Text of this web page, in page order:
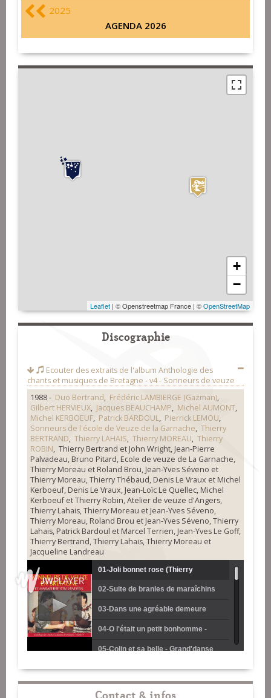
2025
AGENDA 2026
+
−
Leaflet | © Openstreetmap France | ©OpenStreetMap
Discographie
Ecouter des extraits de l'album Anthologie des
chants et musiques de Bretagne - v4 - Sonneurs de veuze
1988 - Duo Bertrand, Frédéric LAMBIERGE (Gazman),
Gilbert HERVIEUX, Jacques BEAUCHAMP, Michel AUMONT,
Michel KERBOEUF, Patrick BARDOUL, Pierrick LEMOU,
Sonneurs de l'école de Veuze de la Garnache, Thierry
BERTRAND, Thierry LAHAIS, Thierry MOREAU, Thierry
ROBIN, Thierry Bertrand et John Wright, Jean-Pierre
Palvadeau, Bruno Pitard, Ecole de veuze de La Garnache,
Thierry Moreau et Roland Brou, Jean-Yves Séveno et
Thierry Moreau, Thierry Thébaud, Denis Le Vraux et Michel
Kerboeuf, Denis Le Vraux, Jean-Loïc Le Quellec, Michel
Kerboeuf et Thierry Robin, Atelier de veuze d'Angers,
Thierry Lahais, Thierry Moreau et Jean-Yves Séveno,
Thierry Moreau, Roland Brou et Jean-Yves Séveno, Thierry
Lahais, Patrick Bardoul et Marcel Terrien, Jean-Yves Le Goff,
Thierry Bertrand, Thierry Lahais, Thierry Moreau et
Jacqueline Landreau
01-Joli bonnet rose (Thierry
Bertrand et John Wright)
02-Suite de branles de maraîchins
(Thierry Bertrand et John Wright)
03-Dans une agréable demeure
(Thierry Bertrand)
04-O l'était un petit bonhomme -
Grand'danse (Jean-Pierre
Palvadeau)
05-Colin et sa belle - Grand'danse
(Thierry Bertrand et John Wright)
06-Simone ma mignonne (Bruno
Pitard)
07-Suite de branles maraîchins
Contact & infos